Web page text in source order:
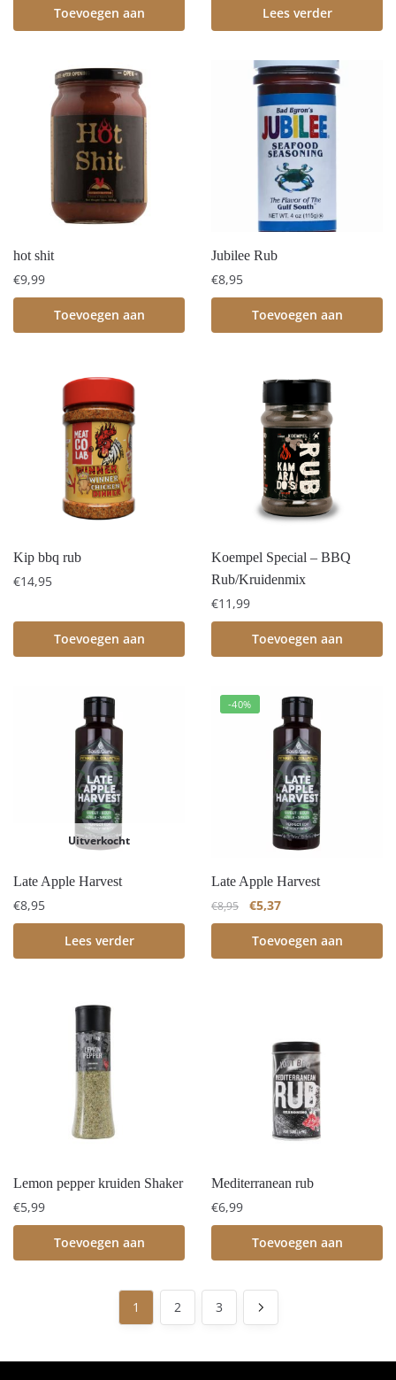
Toevoegen aan Lees verder
hot shit
€9,99
Toevoegen aan
Jubilee Rub
€8,95
Toevoegen aan
Kip bbq rub
€14,95
Toevoegen aan
Koempel Special – BBQ
Rub/Kruidenmix
€11,99
Toevoegen aan
Uitverkocht
Late Apple Harvest
€8,95
Lees verder
-40%
Late Apple Harvest
€8,95 €5,37
Toevoegen aan
Lemon pepper kruiden Shaker
€5,99
Toevoegen aan
Mediterranean rub
€6,99
Toevoegen aan
1
2 3